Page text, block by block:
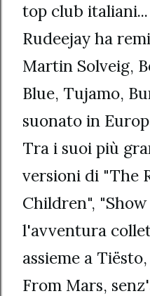
top club
Rudeejay ha
Martin Solveig,
Blue, Tujamo,
suonato in
Tra i suoi più
versioni di "The
Children",
l'avventura
assieme a
From Mars,